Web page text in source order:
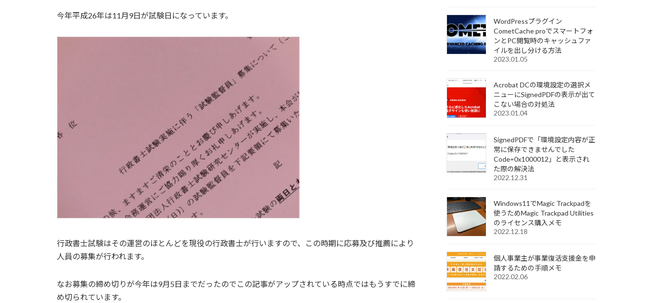
今年平成26年は11月9日が試験日になっています。
行政書士試験はその運営のほとんどを現役の行政書士が行いますので、この時期に応募及び推薦により
人員の募集が行われます。
なお募集の締め切りが今年は9月5日までだったのでこの記事がアップされている時点ではもうすでに締
め切られています。
WordPressプラグイン
CometCache proでスマートフォ
ンとPC閲覧時のキャッシュファ
イルを出し分ける方法
2023.01.05
Acrobat DCの環境設定の選択メ
ニューにSignedPDFの表示が出て
こない場合の対処法
2023.01.04
SignedPDFで「環境設定内容が正
常に保存できませんでした
Code=0x1000012」と表示され
た際の解決法
2022.12.31
Windows11でMagic Trackpadを
使うためMagic Trackpad Utilities
のライセンス購入メモ
2022.12.18
個人事業主が事業復活支援金を申
請するための手順メモ
2022.02.06